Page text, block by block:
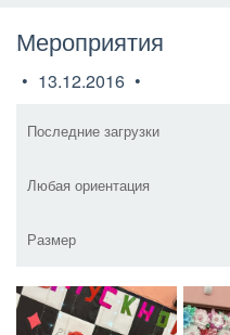
Мероприятия
13.12.2016
Последние загрузки
Любая ориентация
Размер